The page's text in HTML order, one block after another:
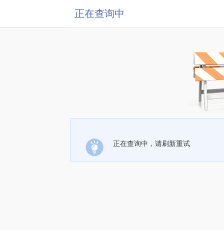
正在查询中
正在查询中，请刷新重试